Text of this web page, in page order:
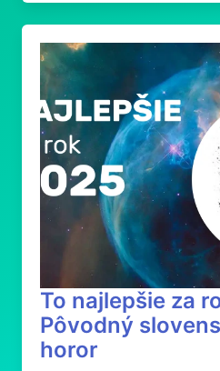
To najlepšie za
Pôvodný
horor